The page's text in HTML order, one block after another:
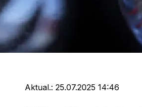
Aktual.: 25.07.2025 14:46